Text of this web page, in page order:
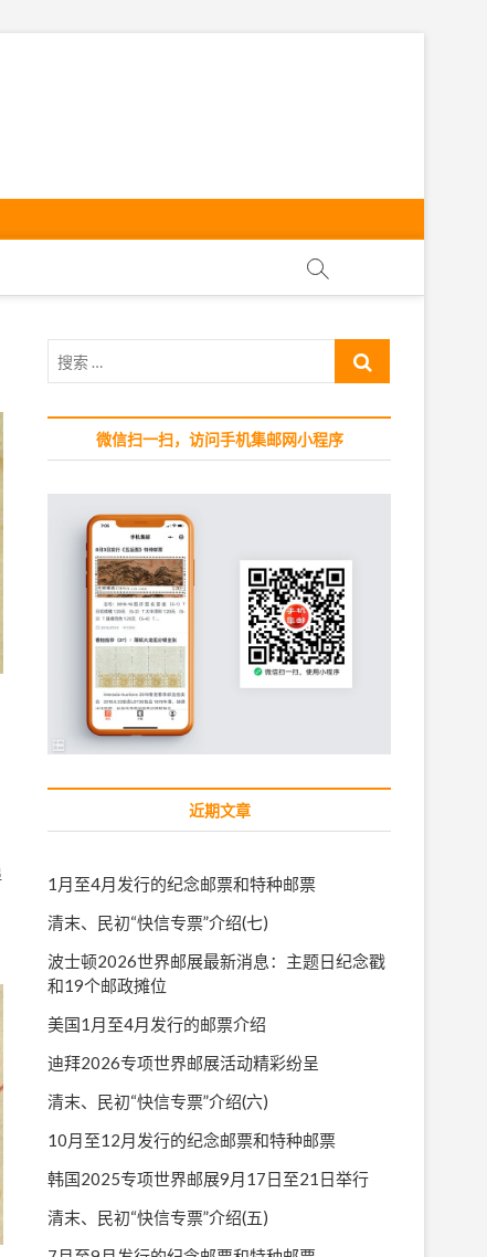
微信扫一扫，访问手机集邮网小程序
近期文章
1月至4月发行的纪念邮票和特种邮票
清末、民初“快信专票”介绍(七)
波士顿2026世界邮展最新消息：主题日纪念戳
和19个邮政摊位
美国1月至4月发行的邮票介绍
迪拜2026专项世界邮展活动精彩纷呈
清末、民初“快信专票”介绍(六)
10月至12月发行的纪念邮票和特种邮票
韩国2025专项世界邮展9月17日至21日举行
清末、民初“快信专票”介绍(五)